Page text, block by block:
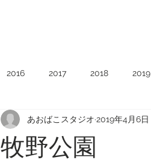
2016 2017 2018 2019
牧野公園
あおばこスタジオ 2019年4月6日